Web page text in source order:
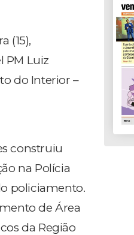
(15),
PM Luiz
do Interior –
construiu
na Polícia
policiamento.
de Área
da Região